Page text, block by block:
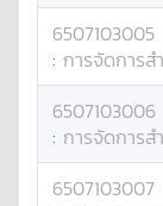
6507103005
: การจัดการส
6507103006
: การจัดการส
6507103007